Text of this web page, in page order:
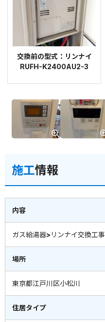
交換前の型式：リンナイ
RUFH-K2400AU2-3
施工情報
内容
ガス給湯器>リンナイ交換工事
場所
東京都江戸川区小松川
住居タイプ